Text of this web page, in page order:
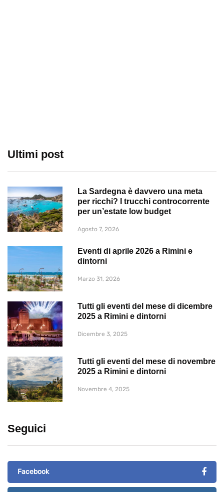
Ultimi post
La Sardegna è davvero una meta
per ricchi? I trucchi controcorrente
per un’estate low budget
Agosto 7, 2026
Eventi di aprile 2026 a Rimini e
dintorni
Marzo 31, 2026
Tutti gli eventi del mese di dicembre
2025 a Rimini e dintorni
Dicembre 3, 2025
Tutti gli eventi del mese di novembre
2025 a Rimini e dintorni
Novembre 4, 2025
Seguici
Facebook